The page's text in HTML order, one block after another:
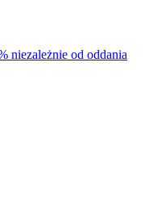
niezależnie od oddania